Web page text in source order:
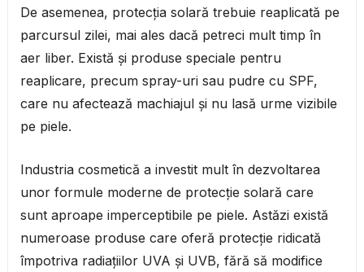
De asemenea, protecția solară trebuie reaplicată pe
parcursul zilei, mai ales dacă petreci mult timp în
aer liber. Există și produse speciale pentru
reaplicare, precum spray-uri sau pudre cu SPF,
care nu afectează machiajul și nu lasă urme vizibile
pe piele.
Industria cosmetică a investit mult în dezvoltarea
unor formule moderne de protecție solară care
sunt aproape imperceptibile pe piele. Astăzi există
numeroase produse care oferă protecție ridicată
împotriva radiațiilor UVA și UVB, fără să modifice